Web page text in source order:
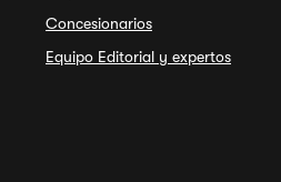
Concesionarios
Equipo Editorial y expertos